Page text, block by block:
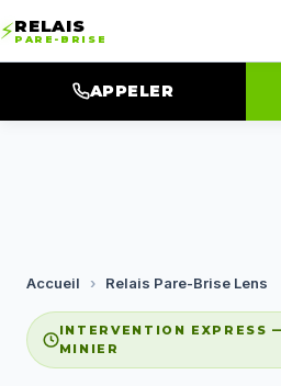
⚡RELAIS
PARE-BRISE
APPELER
Accueil › Relais Pare-Brise Lens
INTERVENTION EXPRESS
MINIER